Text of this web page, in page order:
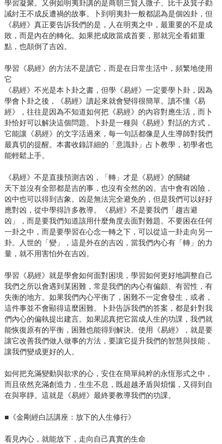
學習凝聚。又例如明夷卦講的是商朝三賢人微子、比干及箕子勸
誡紂王不成反遭禍的故事。卜到明夷卦一般都認為是個凶卦，但
《易經》真正要告訴我們的是，人在明夷之中，最重要的不是成
敗，而是內在的轉化。如果把成敗當成首要，那就完全看錯重
點，也顛倒了吉凶。
學習《易經》的方法不是讀它，而是在日常生活中，頻繁地使用
它
《易經》不光是本卜卦之書，但學《易經》一定要學卜卦，因為
學會卜卦之後，《易經》讀起來就會變得很簡單。讀不懂《易
經》，往往是因為不知道如何把《易經》的內容對應生活，而卜
卦恰好可以解決這個問題。卜卦是一種與《易經》對話的方式，
它能讓《易經》的文字活過來，每一句話都像是人生導師對我們
最真切的提醒。本書收錄詳細的「意識卦」占卜教學，初學者也
能輕鬆上手。
《易經》不是直接預測吉凶，「轉」才是《易經》的關鍵
天下並沒有全部都是吉的事，也沒有全然的凶。吉中會有凶險，
凶中也可以得到吉象。凶是無法完全避免的，但是我們可以好好
應對凶，從中學得許多教導。《易經》不是要我們「趨吉避
凶」，而是要我們知道該用什麼角度去面對難題。不要困在任何
一卦之中，而是要學習在心念一轉之下，可以從這一卦走向另一
卦。人世的「變」，這是外在的吉凶，當我們內心有「轉」的力
量，就不用害怕外在吉凶。
學習《易經》就是學會如何面對困境，學習如何更好地調整自己
我們之所以會遇到某困難，常是我們的內心有偏頗、有習性，有
失衡的地方。如果我們內心平衡了，困難不一定會發生，或者，
這件事並不會顯得這麼困難。卜卦告訴我們的答案，都是針對我
們內心的偏執提出建言。如果認真把它當成人生的功課，我們就
能恢復原有的平衡，困難也能得到解決。使用《易經》，就是要
讓它改善我們做人做事的方法，要讓它提升我們的智慧與技能，
讓我們變成更好的人。
如何把充滿變動與欲求的心，安住在簡單純粹的永恆形式之中，
而且依然充滿創造力，生生不息，既超越矛盾與煩惱，又得到自
在與寧靜。這就是《易經》最終要教導我們的功課。
■《金剛經白話講座：放下的人生修行》
看見內心，就能放下，走向自己真實的生命